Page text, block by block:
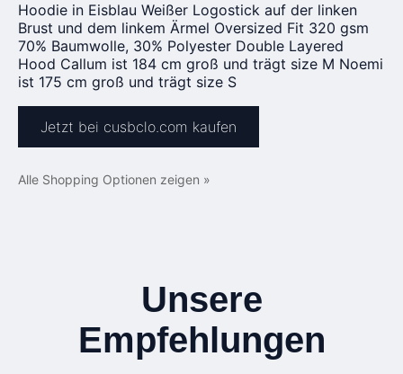
Hoodie in Eisblau Weißer Logostick auf der linken
Brust und dem linkem Ärmel Oversized Fit 320 gsm
70% Baumwolle, 30% Polyester Double Layered
Hood Callum ist 184 cm groß und trägt size M Noemi
ist 175 cm groß und trägt size S
Jetzt bei cusbclo.com kaufen
Alle Shopping Optionen zeigen »
Unsere
Empfehlungen